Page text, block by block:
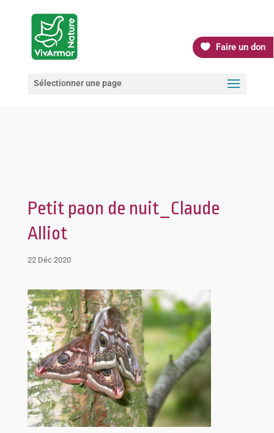
Faire un don
Sélectionner une page
Petit paon de nuit_Claude
Alliot
22 Déc 2020